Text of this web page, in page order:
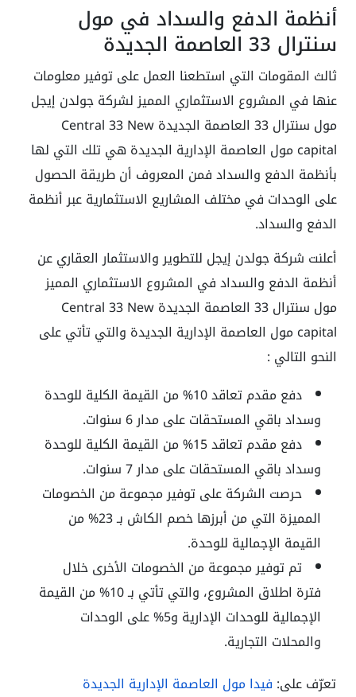
أنظمة الدفع والسداد في مول
سنترال 33 العاصمة الجديدة
ثالث المقومات التي استطعنا العمل على توفير معلومات
عنها في المشروع الاستثماري المميز لشركة جولدن إيجل
مول سنترال 33 العاصمة الجديدة Central 33 New
capital مول العاصمة الإدارية الجديدة هي تلك التي لها
بأنظمة الدفع والسداد فمن المعروف أن طريقة الحصول
على الوحدات في مختلف المشاريع الاستثمارية عبر أنظمة
الدفع والسداد.
أعلنت شركة جولدن إيجل للتطوير والاستثمار العقاري عن
أنظمة الدفع والسداد في المشروع الاستثماري المميز
مول سنترال 33 العاصمة الجديدة Central 33 New
capital مول العاصمة الإدارية الجديدة والتي تأتي على
النحو التالي :
دفع مقدم تعاقد 10% من القيمة الكلية للوحدة
وسداد باقي المستحقات على مدار 6 سنوات.
دفع مقدم تعاقد 15% من القيمة الكلية للوحدة
وسداد باقي المستحقات على مدار 7 سنوات.
حرصت الشركة على توفير مجموعة من الخصومات
المميزة التي من أبرزها خصم الكاش بـ 23% من
القيمة الإجمالية للوحدة.
تم توفير مجموعة من الخصومات الأخرى خلال
فترة اطلاق المشروع، والتي تأتي بـ 10% من القيمة
الإجمالية للوحدات الإدارية و5% على الوحدات
والمحلات التجارية.
تعرّف على: فيدا مول العاصمة الإدارية الجديدة